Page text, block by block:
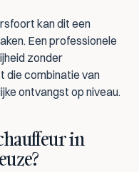
kan dit een
Een professionele
zonder
die combinatie van
ontvangst op niveau.
in